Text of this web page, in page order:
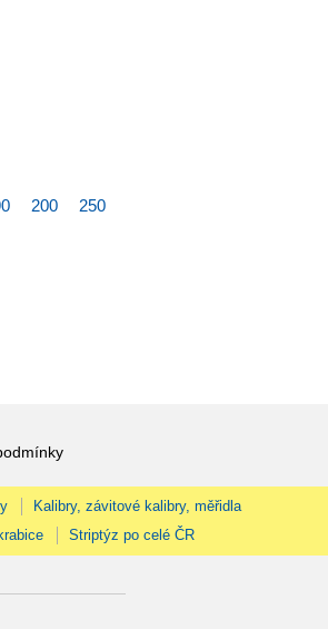
200 250
Kalibry, závitové kalibry, měřidla
Striptýz po celé ČR